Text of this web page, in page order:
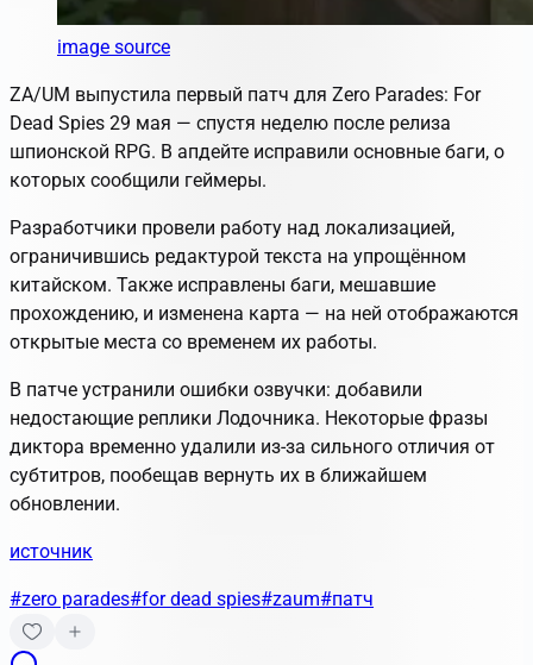
image source
ZA/UM выпустила первый патч для Zero Parades: For
Dead Spies 29 мая — спустя неделю после релиза
шпионской RPG. В апдейте исправили основные баги, о
которых сообщили геймеры.
Разработчики провели работу над локализацией,
ограничившись редактурой текста на упрощённом
китайском. Также исправлены баги, мешавшие
прохождению, и изменена карта — на ней отображаются
открытые места со временем их работы.
В патче устранили ошибки озвучки: добавили
недостающие реплики Лодочника. Некоторые фразы
диктора временно удалили из-за сильного отличия от
субтитров, пообещав вернуть их в ближайшем
обновлении.
источник
#zero parades#for dead spies#zaum#патч